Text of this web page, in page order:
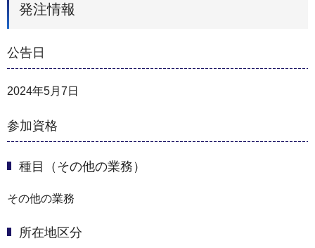
発注情報
公告日
2024年5月7日
参加資格
種目（その他の業務）
その他の業務
所在地区分